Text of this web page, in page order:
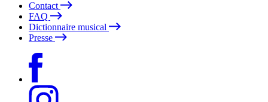
Contact
FAQ
Dictionnaire musical
Presse